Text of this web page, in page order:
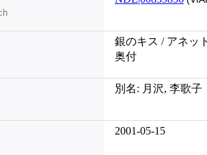
銀のキス / アネッ
奥付
別名: 月沢, 李歌子
2001-05-15